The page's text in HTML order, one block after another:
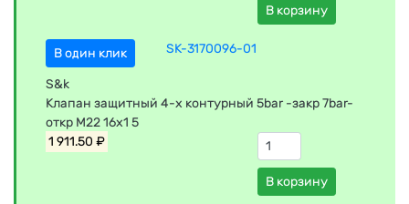
В корзину
В один клик SK-3170096-01
S&k
Клапан защитный 4-х контурный 5bar -закр 7bar-
откр M22 16x1 5
1 911.50 ₽
В корзину